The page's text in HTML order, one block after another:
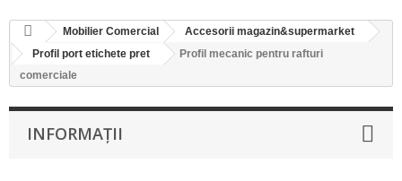
Mobilier Comercial
Accesorii magazin&supermarket
Profil port etichete pret
Profil mecanic pentru rafturi
comerciale
INFORMAȚII